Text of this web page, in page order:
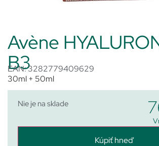
Avène
B3
EAN: 3282779409629
30ml + 50ml
Nie je na sklade
Kúpiť hneď